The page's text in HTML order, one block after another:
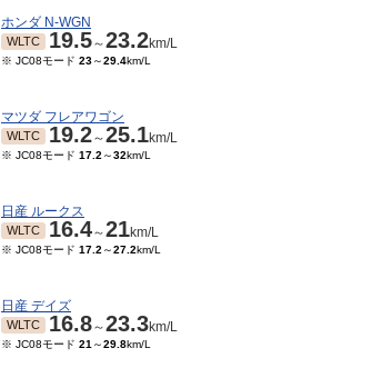
ホンダ N-WGN
WLTC 19.5～23.2km/L
※ JC08モード 23～29.4km/L
マツダ フレアワゴン
WLTC 19.2～25.1km/L
※ JC08モード 17.2 ～32km/L
日産 ルークス
WLTC 16.4～21km/L
※ JC08モード 17.2 ～27.2km/L
日産 デイズ
WLTC 16.8～23.3km/L
※ JC08モード 21 ～29.8km/L